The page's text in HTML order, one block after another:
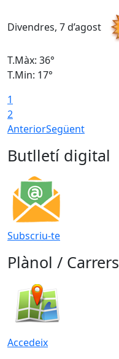
Divendres, 7 d’agost
T.Màx: 36°
T.Min: 17°
1
2
AnteriorSegüent
Butlletí digital
Subscriu-te
Plànol / Carrers
Accedeix